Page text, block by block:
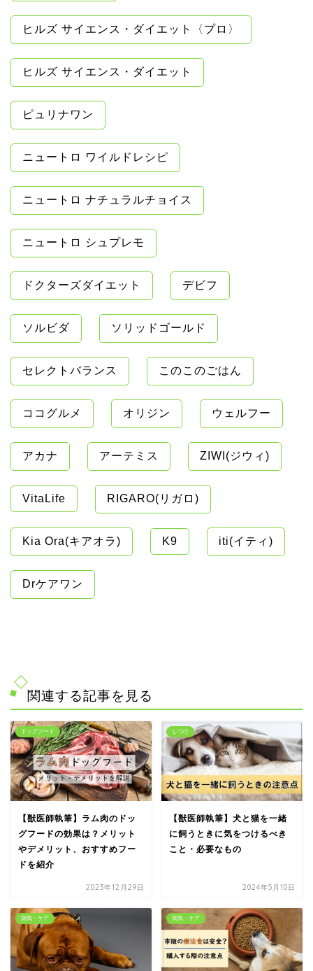
ヒルズ サイエンス・ダイエット〈プロ〉
ヒルズ サイエンス・ダイエット
ピュリナワン
ニュートロ ワイルドレシピ
ニュートロ ナチュラルチョイス
ニュートロ シュプレモ
ドクターズダイエット デビフ
ソルビダ ソリッドゴールド
セレクトバランス このこのごはん
ココグルメ オリジン ウェルフー
アカナ アーテミス ZIWI(ジウィ)
VitaLife RIGARO(リガロ)
Kia Ora(キアオラ) K9 iti(イティ)
Drケアワン
関連する記事を見る
ドッグフード
【獣医師執筆】ラム肉のドッ
グフードの効果は？メリット
やデメリット、おすすめフー
ドを紹介
2023年12月29日
しつけ
【獣医師執筆】犬と猫を一緒
に飼うときに気をつけるべき
こと・必要なもの
2024年5月10日
病気・ケア 病気・ケア